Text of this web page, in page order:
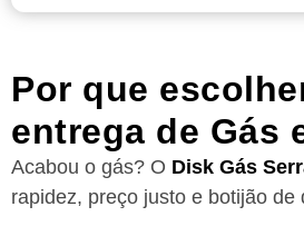
Por que
entrega de Gás
Acabou o gás? O Disk Gás
rapidez, preço justo e botijão de